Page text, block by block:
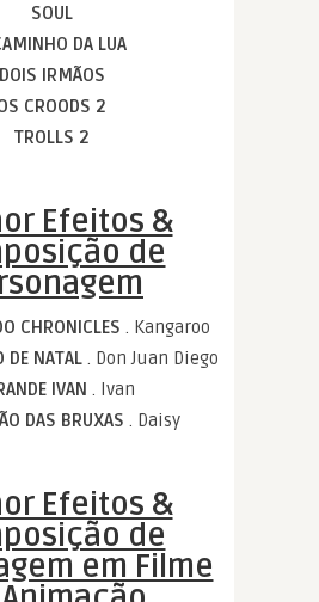
SOUL
DA LUA
DOIS IRMÃOS
CROODS 2
TROLLS 2
Efeitos &
de
CHRONICLES . Kangaroo
DE NATAL. Don Juan Diego
IVAN . Ivan
DAS BRUXAS . Daisy
Efeitos &
de
em Filme